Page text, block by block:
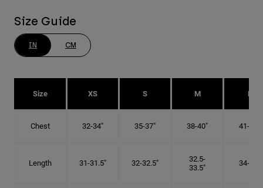
Size Guide
IN CM
Size XS S M L
Chest 32-34" 35-37" 38-40" 41-43"
Length 31-31.5" 32-32.5"
32.5-
33.5"
34-35"